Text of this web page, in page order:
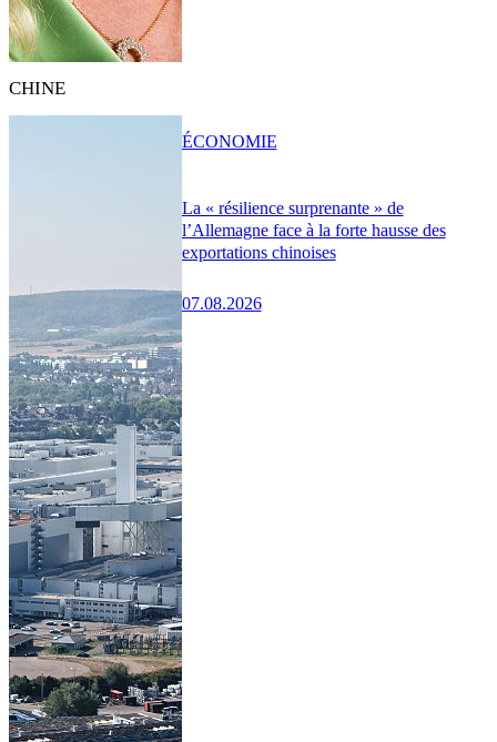
CHINE
La « résilience surprenante » de
l’Allemagne face à la forte hausse des
exportations chinoises
07.08.2026
ÉCONOMIE